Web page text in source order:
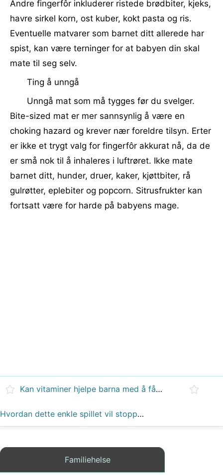
Andre fingerfôr inkluderer ristede brødbiter, kjeks,
havre sirkel korn, ost kuber, kokt pasta og ris.
Eventuelle matvarer som barnet ditt allerede har
spist, kan være terninger for at babyen din skal
mate til seg selv.
Ting å unngå
Unngå mat som må tygges før du svelger.
Bite-sized mat er mer sannsynlig å være en
choking hazard og krever nær foreldre tilsyn. Erter
er ikke et trygt valg for fingerfôr akkurat nå, da de
er små nok til å inhaleres i luftrøret. Ikke mate
barnet ditt, hunder, druer, kaker, kjøttbiter, rå
gulrøtter, eplebiter og popcorn. Sitrusfrukter kan
fortsatt være for harde på babyens mage.
Kan vitaminer hjelpe barna med å få vekt?
Hvordan dette enkle spillet vil stoppe din søppelpost Cravings
Familiehelse